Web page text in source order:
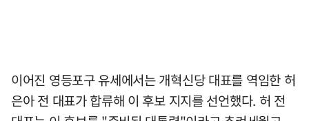
이어진 영등포구 유세에서는 개혁신당 대표를 역임한 허
은아 전 대표가 합류해 이 후보 지지를 선언했다. 허 전